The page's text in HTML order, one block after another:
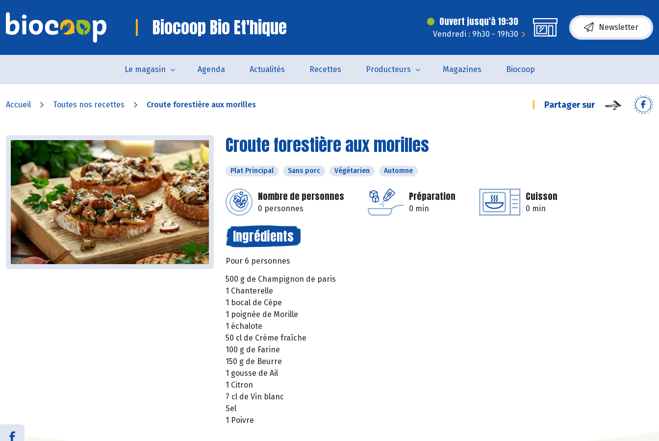
Biocoop Bio Et'hique Ouvert jusqu'à 19:30
Vendredi : 9h30 - 19h30
Newsletter
Le magasin Agenda Actualités Recettes Producteurs Magazines Biocoop
Accueil Toutes nos recettes Croute forestière aux morilles Partager sur
Croute forestière aux morilles
Plat Principal Sans porc Végétarien Automne
Nombre de personnes
0 personnes
Préparation
0 min
Cuisson
0 min
Ingrédients
Pour 6 personnes
500 g de Champignon de paris
1 Chanterelle
1 bocal de Cèpe
1 poignée de Morille
1 échalote
50 cl de Crème fraîche
100 g de Farine
150 g de Beurre
1 gousse de Ail
1 Citron
7 cl de Vin blanc
Sel
1 Poivre